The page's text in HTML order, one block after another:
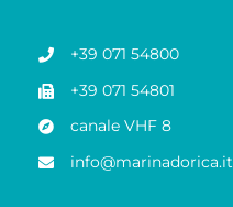
+39 071 54800
+39 071 54801
canale VHF 8
info@marinadorica.it